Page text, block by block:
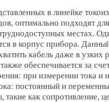
в линейке
оптимально подходят
местах.
в корпус прибора.
кабель даже в
обеспечивается за
при измерении тока и
постоянный и
такие как сопротивление,